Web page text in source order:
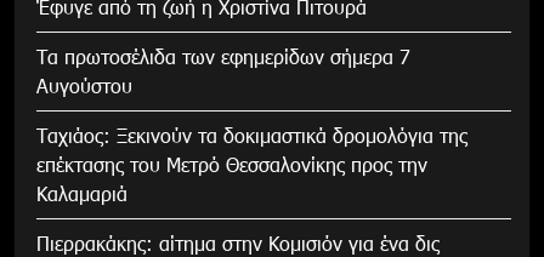
Έφυγε από τη ζωή η Χριστίνα Πιτουρά
Τα πρωτοσέλιδα των εφημερίδων σήμερα 7
Αυγούστου
Tαχιάος: Ξεκινούν τα δοκιμαστικά δρομολόγια της
επέκτασης του Μετρό Θεσσαλονίκης προς την
Καλαμαριά
Πιερρακάκης: αίτημα στην Κομισιόν για ένα δις